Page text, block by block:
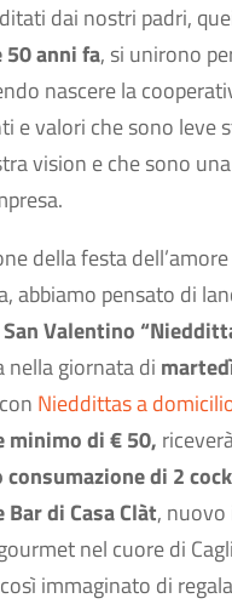
dai nostri padri,
anni fa, si unirono
nascere la
e valori che sono leve
vision e che sono
della festa
abbiamo pensato di
San Valentino
nella giornata di
con Nieddittas a
minimo di € 50,
consumazione di 2
Bar di Casa Clàt,
nel cuore di
immaginato di